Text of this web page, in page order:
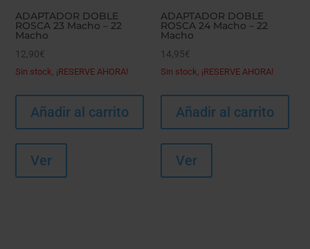
ADAPTADOR DOBLE
ROSCA 23 Macho – 22
Macho
12,90€
Sin stock, ¡RESERVE AHORA!
Añadir al carrito
Ver
ADAPTADOR DOBLE
ROSCA 24 Macho – 22
Macho
14,95€
Sin stock, ¡RESERVE AHORA!
Añadir al carrito
Ver